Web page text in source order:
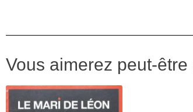
Vous aimerez peut-être